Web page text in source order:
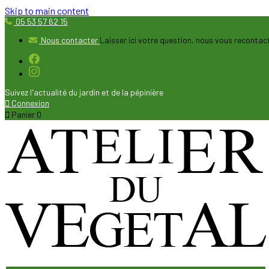
Skip to main content
05 53 57 62 15
Nous contacter Laisser ici votre question, nous vous
Suivez l'actualité du jardin et de la pépinière
 Connexion
 Panier 0